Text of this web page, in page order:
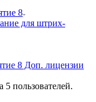
8
для штрих-
8 Доп. лицензии
пользователей.